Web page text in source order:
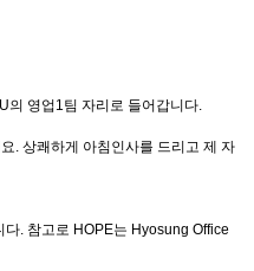
의 영업 1팀 자리로 들어갑니다.
. 상쾌하게 아침인사를 드리고 제 자
다. 참고로 HOPE는 Hyosung Office